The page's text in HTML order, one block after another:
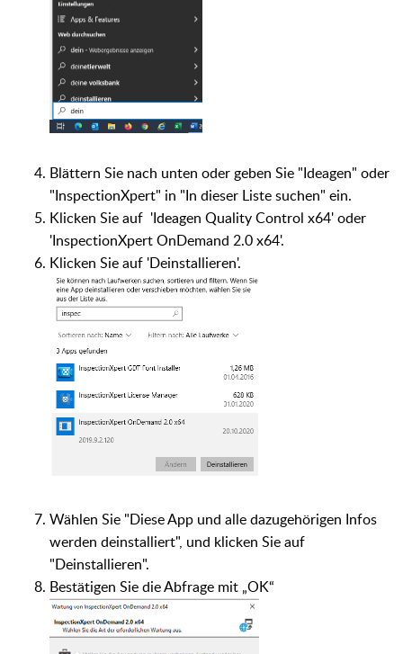
Blättern Sie nach unten oder geben Sie "Ideagen" oder
"InspectionXpert" in "In dieser Liste suchen" ein.
Klicken Sie auf 'Ideagen Quality Control x64' oder
'InspectionXpert OnDemand 2.0 x64'.
Klicken Sie auf 'Deinstallieren'.
Wählen Sie "Diese App und alle dazugehörigen Infos
werden deinstalliert", und klicken Sie auf
"Deinstallieren".
Bestätigen Sie die Abfrage mit „OK“